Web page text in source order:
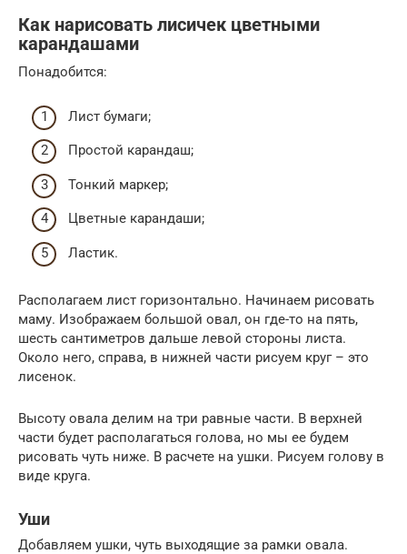
Как нарисовать лисичек цветными
карандашами
Понадобится:
Лист бумаги;
Простой карандаш;
Тонкий маркер;
Цветные карандаши;
Ластик.
Располагаем лист горизонтально. Начинаем рисовать
маму. Изображаем большой овал, он где-то на пять,
шесть сантиметров дальше левой стороны листа.
Около него, справа, в нижней части рисуем круг – это
лисенок.
Высоту овала делим на три равные части. В верхней
части будет располагаться голова, но мы ее будем
рисовать чуть ниже. В расчете на ушки. Рисуем голову в
виде круга.
Уши
Добавляем ушки, чуть выходящие за рамки овала.